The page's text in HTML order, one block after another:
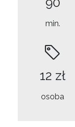
min.
12 zł
osoba